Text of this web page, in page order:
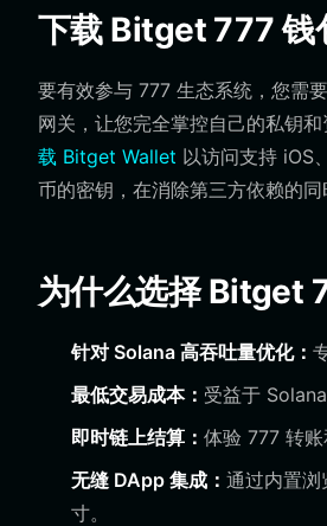
下载 Bitget 777 钱
要有效参与 777 生态系统，您需
网关，让您完全掌控自己的私钥
载 Bitget Wallet 以访问支持 iOS
币的密钥，在消除第三方依赖的
为什么选择 Bitget
针对 Solana 高吞吐量优化：
最低交易成本： 受益于
即时链上结算： 体验 777 转账
无缝 DApp 集成： 通过内置
寸。